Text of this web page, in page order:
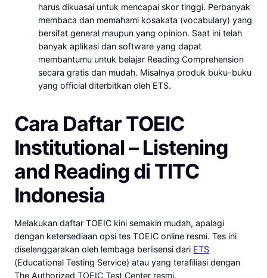
harus dikuasai untuk mencapai skor tinggi. Perbanyak
membaca dan memahami kosakata (vocabulary) yang
bersifat general maupun yang opinion. Saat ini telah
banyak aplikasi dan software yang dapat
membantumu untuk belajar Reading Comprehension
secara gratis dan mudah. Misalnya produk buku-buku
yang official diterbitkan oleh ETS.
Cara Daftar TOEIC
Institutional – Listening
and Reading di TITC
Indonesia
Melakukan daftar TOEIC kini semakin mudah, apalagi
dengan ketersediaan opsi tes TOEIC online resmi. Tes ini
diselenggarakan oleh lembaga berlisensi dari ETS
(Educational Testing Service) atau yang terafiliasi dengan
The Authorized TOEIC Test Center resmi.